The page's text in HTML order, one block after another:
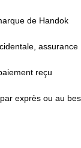
de Handok
reçu
exprès ou au